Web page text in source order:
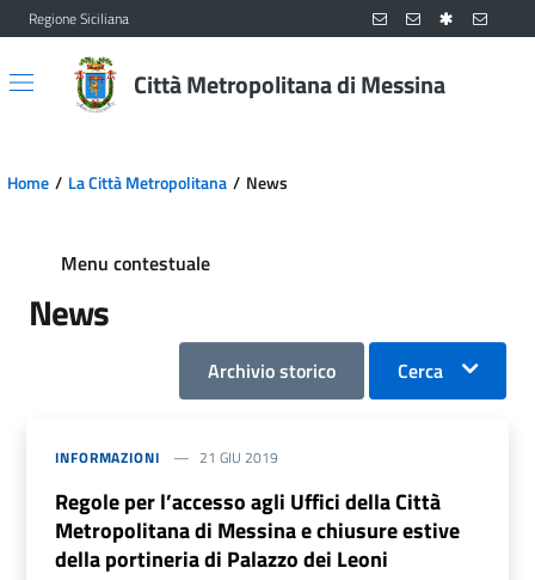
Vai al contenuto principale
Vai al menu principale
Regione Siciliana
Città Metropolitana di Messina
Home La Città Metropolitana News
Menu contestuale
News
Archivio storico Cerca
INFORMAZIONI 21 GIU 2019
Regole per l’accesso agli Uffici della Città
Metropolitana di Messina e chiusure estive
della portineria di Palazzo dei Leoni